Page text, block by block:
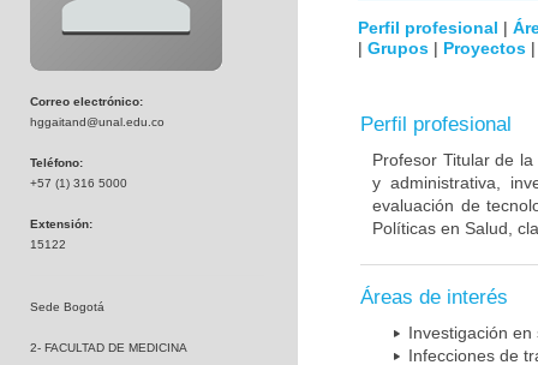
Correo electrónico:
hggaitand@unal.edu.co
Teléfono:
+57 (1) 316 5000
Extensión:
15122
Sede Bogotá
2- FACULTAD DE MEDICINA
Perfil profesional |
| Grupos | Proyectos
Perfil profesional
Profesor Titular de
y administrativa,
evaluación de
Políticas en Salud,
Áreas de interés
Investigación
Infecciones de